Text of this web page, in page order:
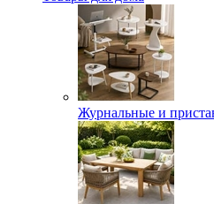
Журнальные и